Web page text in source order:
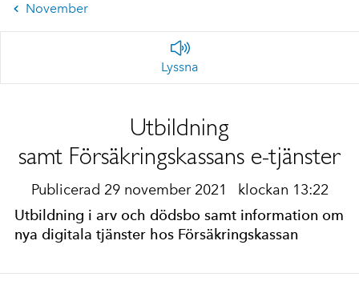
November
Lyssna
Utbildning
samt Försäkringskassans e-tjänster
Publicerad 29 november 2021 klockan 13:22
Utbildning i arv och dödsbo samt information om
nya digitala tjänster hos Försäkringskassan